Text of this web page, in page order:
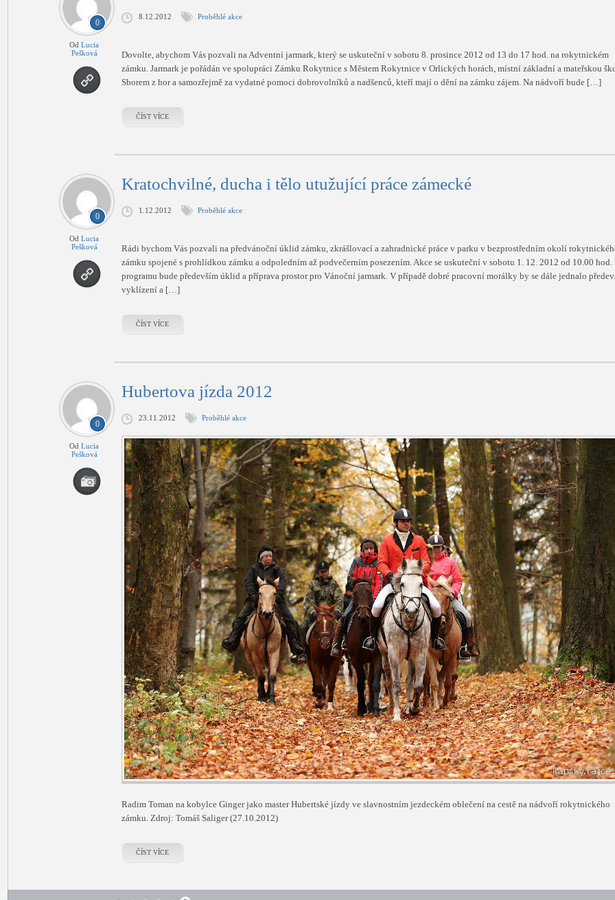
0
Od Lucia
Pešková
8.12.2012 Proběhlé akce
Dovolte, abychom Vás pozvali na Adventní jarmark, který se uskuteční v sobotu 8. prosince 2012 od 13 do 17 hod. na rokytnickém
zámku. Jarmark je pořádán ve spolupráci Zámku Rokytnice s Městem Rokytnice v Orlických horách, místní základní a mateřskou
Sborem z hor a samozřejmě za vydatné pomoci dobrovolníků a nadšenců, kteří mají o dění na zámku zájem. Na nádvoří bude […]
ČÍST VÍCE
Kratochvilné, ducha i tělo utužující práce zámecké
0
Od Lucia
Pešková
1.12.2012 Proběhlé akce
Rádi bychom Vás pozvali na předvánoční úklid zámku, zkrášlovací a zahradnické práce v parku v bezprostředním okolí
zámku spojené s prohlídkou zámku a odpoledním až podvečerním posezením. Akce se uskuteční v sobotu 1. 12. 2012 od 10.00 hod.
programu bude především úklid a příprava prostor pro Vánoční jarmark. V případě dobré pracovní morálky by se dále jednalo
vyklízení a […]
ČÍST VÍCE
Hubertova jízda 2012
0
Od Lucia
Pešková
23.11.2012 Proběhlé akce
Radim Toman na kobylce Ginger jako master Hubertské jízdy ve slavnostním jezdeckém oblečení na cestě na nádvoří rokytnického
zámku. Zdroj: Tomáš Saliger (27.10.2012)
ČÍST VÍCE